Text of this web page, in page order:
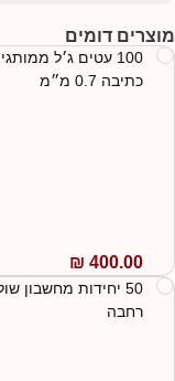
דומים
100 עטים ג׳ל
כתיבה 0.7 מ״מ
₪ 400.00
רחבה